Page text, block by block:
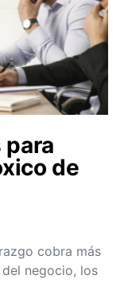
de
cobra más
negocio, los